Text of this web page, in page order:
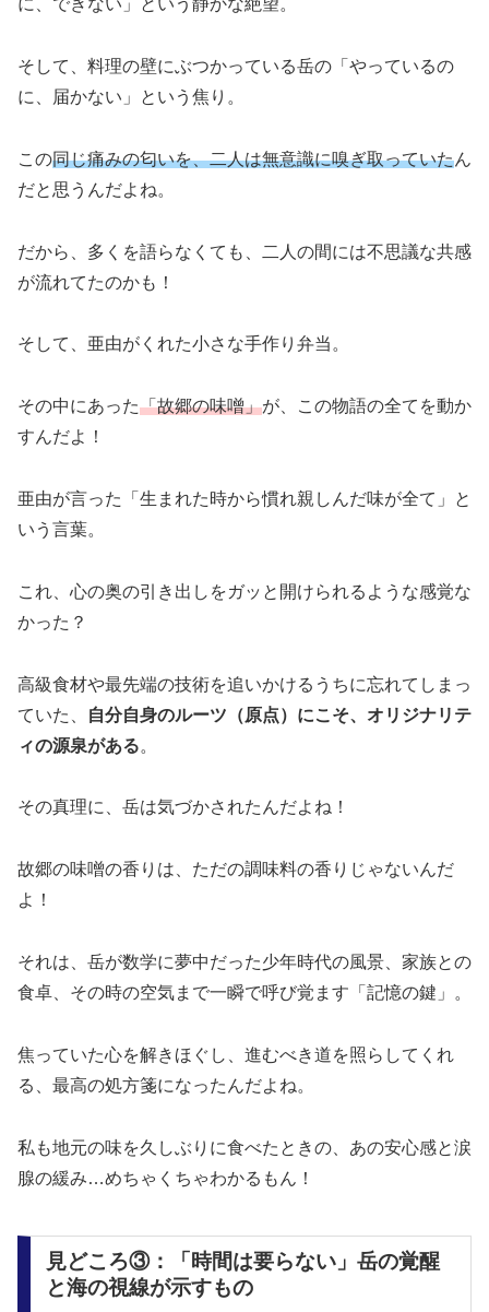
に、できない」という静かな絶望。
そして、料理の壁にぶつかっている岳の「やっているの
に、届かない」という焦り。
この同じ痛みの匂いを、二人は無意識に嗅ぎ取っていたん
だと思うんだよね。
だから、多くを語らなくても、二人の間には不思議な共感
が流れてたのかも！
そして、亜由がくれた小さな手作り弁当。
その中にあった「故郷の味噌」が、この物語の全てを動か
すんだよ！
亜由が言った「生まれた時から慣れ親しんだ味が全て」と
いう言葉。
これ、心の奥の引き出しをガッと開けられるような感覚な
かった？
高級食材や最先端の技術を追いかけるうちに忘れてしまっ
ていた、
自分自身のルーツ（原点）にこそ、オリジナリテ
ィの源泉がある。
その真理に、岳は気づかされたんだよね！
故郷の味噌の香りは、ただの調味料の香りじゃないんだ
よ！
それは、岳が数学に夢中だった少年時代の風景、家族との
食卓、その時の空気まで一瞬で呼び覚ます「記憶の鍵」。
焦っていた心を解きほぐし、進むべき道を照らしてくれ
る、最高の処方箋になったんだよね。
私も地元の味を久しぶりに食べたときの、あの安心感と涙
腺の緩み…めちゃくちゃわかるもん！
見どころ③：「時間は要らない」岳の覚醒
と海の視線が示すもの